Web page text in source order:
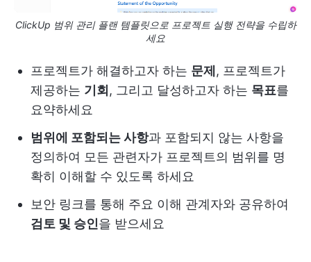
ClickUp 범위 관리 플랜 템플릿으로 프로젝트 실행 전략을 수립하
세요
프로젝트가 해결하고자 하는 문제, 프로젝트가
제공하는 기회, 그리고 달성하고자 하는 목표를
요약하세요
범위에 포함되는 사항과 포함되지 않는 사항을
정의하여 모든 관련자가 프로젝트의 범위를 명
확히 이해할 수 있도록 하세요
보안 링크를 통해 주요 이해 관계자와 공유하여
검토 및 승인을 받으세요